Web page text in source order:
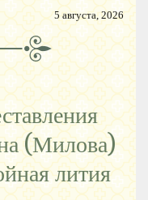
5 августа, 2026
(Милова)
лития